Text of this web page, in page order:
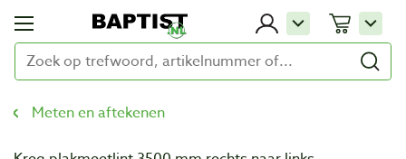
Meten en aftekenen